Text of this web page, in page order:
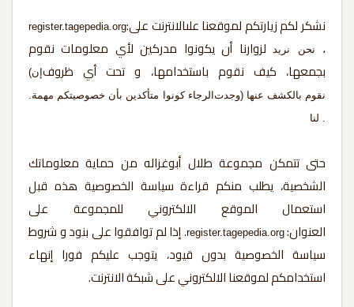
لكم زيارتكملموقعناعلىالانترنتعلى:register.tagepedia.org
، نحن نريدلزوارنا أنيكونوامدركينلأي معلوماتنقوم
بجمعها،كيف نقوم باستخدامها،و تحت أيظروف(إن
وجدت
بالكشفعنها . الرجاءكونوامتأكدينبأن خصوصيتكممهمة
حتى تتمكن مجموعة طلال أبوغزاله من حماية معلوماتك
الشخصية، يطلب منكم قراءة سياسة الخصوصية هذه قبل
استعمال الموقع الالكتروني للمجموعة على
العنوان:register.tagepedia.org. إذا لم توافقوا على بنود و شروط
سياسة الخصوصية بدون قيود، يتوجب عليكم فورا إنهاء
استخدامكم لموقعنا الالكتروني على شبكة الانترنت.